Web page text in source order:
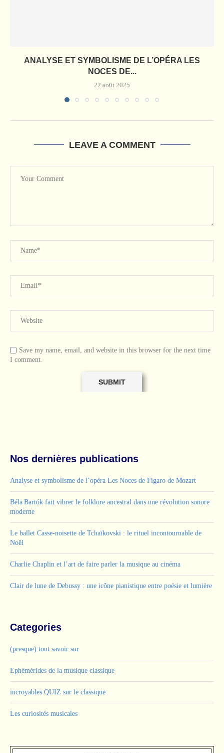
ANALYSE ET SYMBOLISME DE L’OPÉRA LES
NOCES DE...
22 août 2025
LEAVE A COMMENT
Save my name, email, and website in this browser for the next time
I comment.
Nos dernières publications
Analyse et symbolisme de l’opéra Les Noces de Figaro de Mozart
Béla Bartók fait vibrer le folklore ancestral dans une révolution sonore
moderne
Le ballet Casse-noisette de Tchaïkovski : le rituel incontournable de
Noël
Charlie Chaplin et l’art de faire parler la musique au cinéma
Clair de lune de Debussy : une icône pianistique entre poésie et lumière
Categories
(presque) tout savoir sur
Ephémérides de la musique classique
incroyables QUIZ sur le classique
Les curiosités musicales